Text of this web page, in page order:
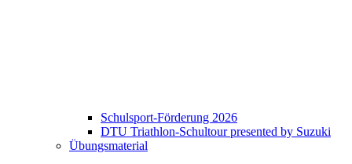
Schulsport-Förderung 2026
DTU Triathlon-Schultour presented by Suzuki
Übungsmaterial